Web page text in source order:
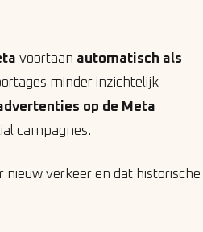
voortaan automatisch als
minder inzichtelijk
op de Meta
campagnes.
nieuw verkeer en dat historische